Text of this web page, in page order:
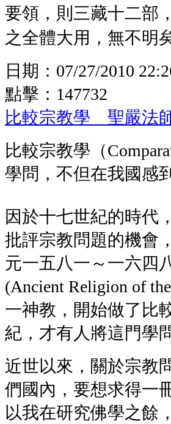
要領，則三藏十二部
之全體大用，無不明矣
日期： 07/27/2010
點擊： 147732
比較宗教學 聖嚴法
比較宗教學（
學問，不但在我國感
因於十七世紀的時代
批評宗教問題的機會
元一五八一～一六四
(Ancient Religion of
一神教，開始做了比
紀，才有人將這門學
近世以來，關於宗教
們國內，要想求得一
以我在研究佛學之餘